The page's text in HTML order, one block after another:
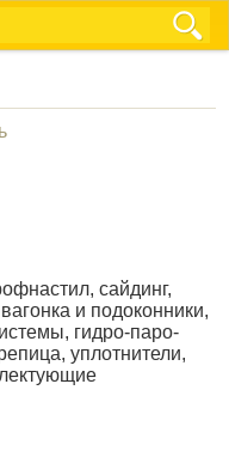
сайдинг,
и подоконники,
гидро-паро-
уплотнители,